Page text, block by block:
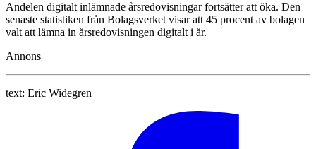
Andelen digitalt inlämnade årsredovisningar fortsätter att öka. Den
senaste statistiken från Bolagsverket visar att 45 procent av bolagen
valt att lämna in årsredovisningen digitalt i år.
Annons
text: Eric Widegren